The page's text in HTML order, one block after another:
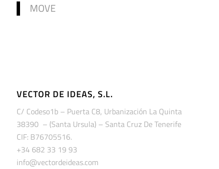
MOVE
VECTOR DE IDEAS, S.L.
C/ Codeso1b – Puerta C8, Urbanización La Quinta
38390 – (Santa Ursula) – Santa Cruz De Tenerife
CIF: B76705516.
+34 682 33 19 93
info@vectordeideas.com